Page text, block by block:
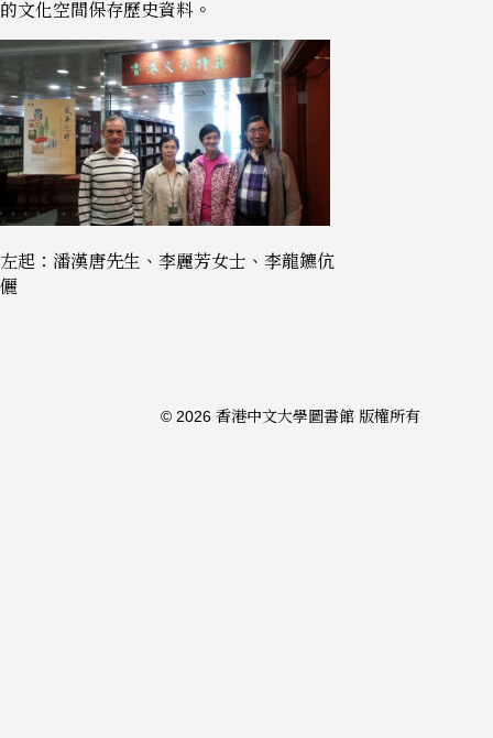
的文化空間保存歷史資料。
左起：潘漢唐先生、李麗芳女士、李龍鑣伉
儷
© 2026 香港中文大學圖書館 版權所有